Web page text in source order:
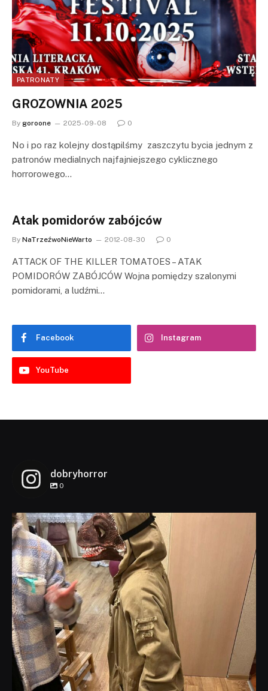
PATRONATY
GROZOWNIA 2025
By goroone 2025-09-08 0
No i po raz kolejny dostąpilśmy zaszczytu bycia jednym z
patronów medialnych najfajniejszego cyklicznego
horrorowego…
Atak pomidorów zabójców
By NaTrzeźwoNieWarto 2012-08-30 0
ATTACK OF THE KILLER TOMATOES – ATAK
POMIDORÓW ZABÓJCÓW Wojna pomiędzy szalonymi
pomidorami, a ludźmi…
Facebook Instagram
YouTube
dobryhorror
0
dobryhorror
Lis 1